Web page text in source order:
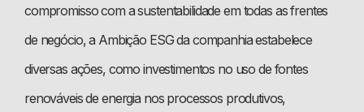
compromisso com a sustentabilidade em todas as frentes
de negócio, a Ambição ESG da companhia estabelece
diversas ações, como investimentos no uso de fontes
renováveis de energia nos processos produtivos,